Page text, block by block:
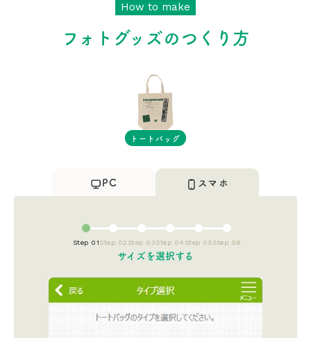
How to make
フォトグッズのつくり方
トートバッグ
PC スマホ
Step 01Step 02 Step 03Step 04 Step 05Step 06
サイズを選択する​